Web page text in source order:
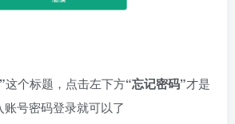
这个标题，点击左下方“忘记密码”才是
号密码登录就可以了